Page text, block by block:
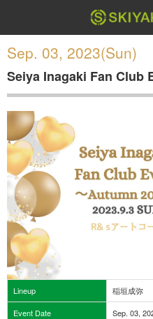
Sep. 03, 2023(Sun)
Seiya Inagaki Fan Club
Lineup
稲垣成弥
Event Date
Sep. 03,